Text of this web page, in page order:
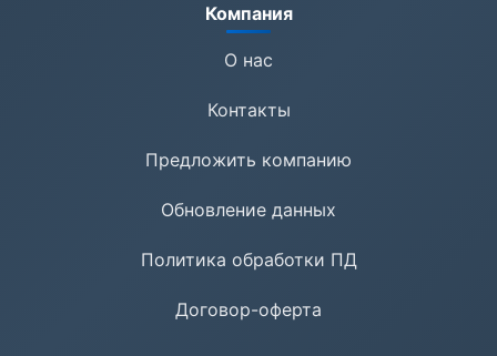
Компания
О нас
Контакты
Предложить компанию
Обновление данных
Политика обработки ПД
Договор-оферта